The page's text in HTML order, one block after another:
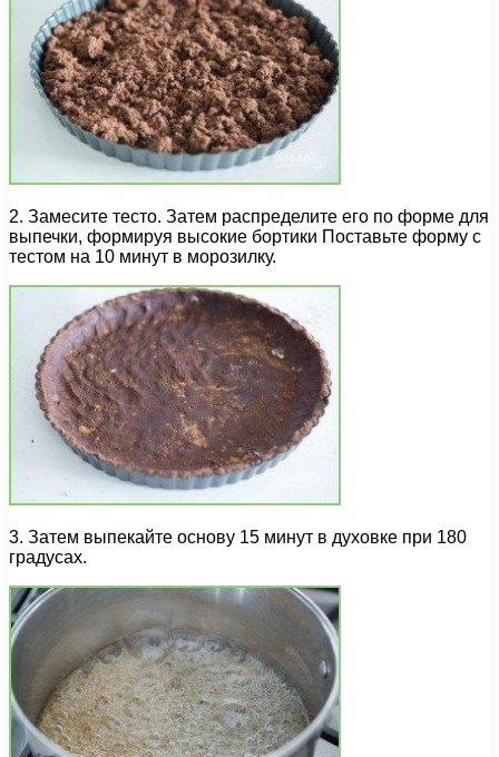
2. Замесите тесто. Затем распределите его по форме для
выпечки, формируя высокие бортики Поставьте форму с
тестом на 10 минут в морозилку.
3. Затем выпекайте основу 15 минут в духовке при 180
градусах.